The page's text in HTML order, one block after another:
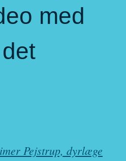
med
Pejstrup, dyrlæge